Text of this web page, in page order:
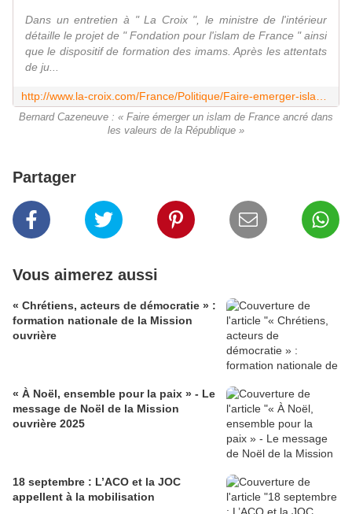
Dans un entretien à " La Croix ", le ministre de l'intérieur
détaille le projet de " Fondation pour l'islam de France " ainsi
que le dispositif de formation des imams. Après les attentats
de ju...
Bernard Cazeneuve : « Faire émerger un islam de France ancré dans
les valeurs de la République »
Partager
Vous aimerez aussi
« Chrétiens, acteurs de démocratie » :
formation nationale de la Mission
ouvrière
« À Noël, ensemble pour la paix » - Le
message de Noël de la Mission
ouvrière 2025
18 septembre : L’ACO et la JOC
appellent à la mobilisation